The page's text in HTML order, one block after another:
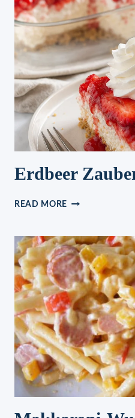
MIT
500G
FRISCHKÄSE
Erdbeer
READ MORE ERDBEER
5
MINUTEN